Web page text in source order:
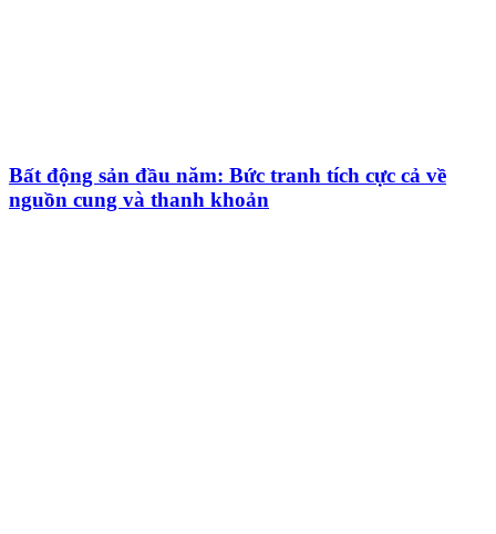
Bất động sản đầu năm: Bức tranh tích cực cả về
nguồn cung và thanh khoản